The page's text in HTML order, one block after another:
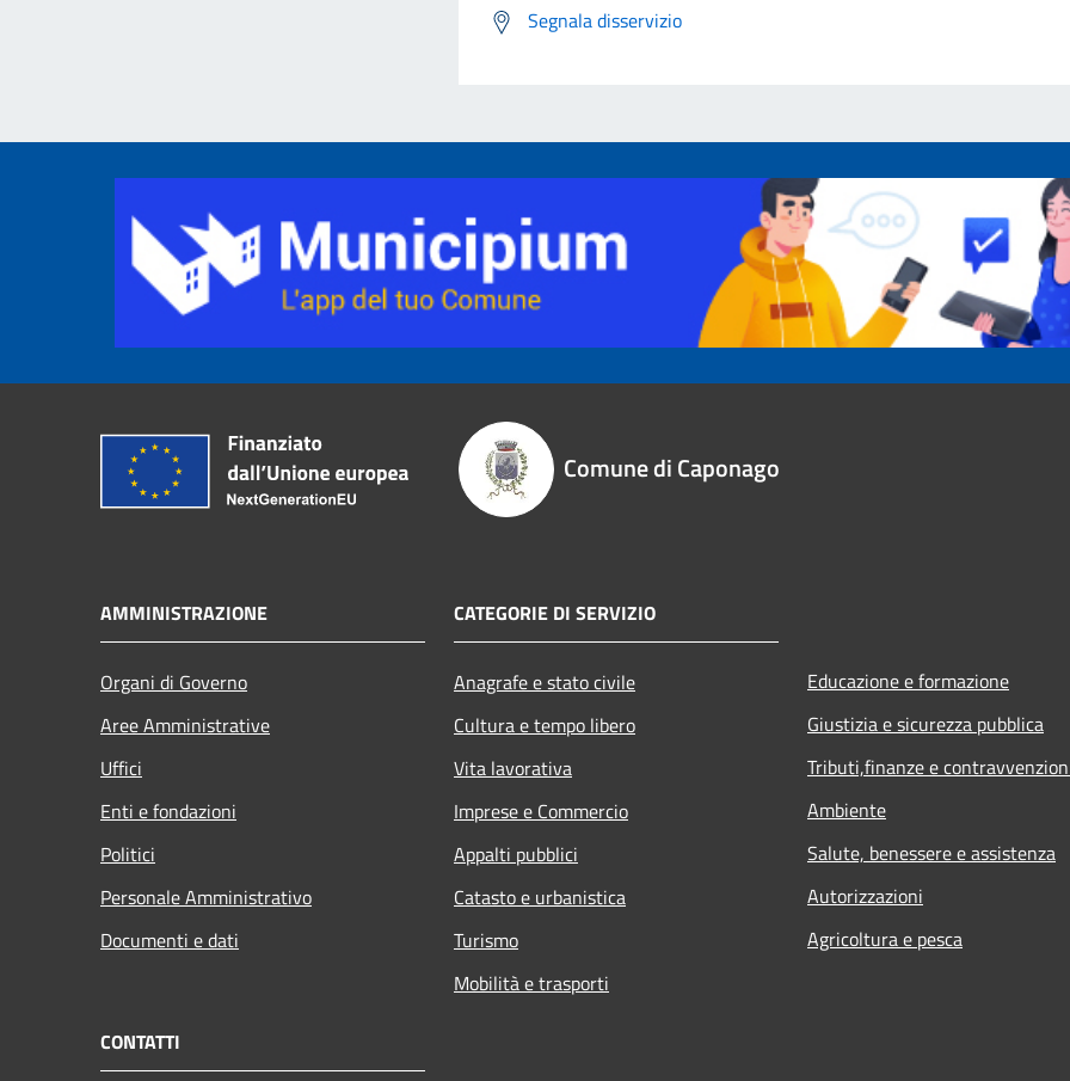
Segnala disservizio
Comune di Caponago
AMMINISTRAZIONE
Organi di Governo
Aree Amministrative
Uffici
Enti e fondazioni
Politici
Personale Amministrativo
Documenti e dati
CATEGORIE DI SERVIZIO
Anagrafe e stato civile
Cultura e tempo libero
Vita lavorativa
Imprese e Commercio
Appalti pubblici
Catasto e urbanistica
Turismo
Mobilità e trasporti
Educazione e formazione
Giustizia e sicurezza pubblica
Tributi,finanze e
Ambiente
Salute, benessere e assistenza
Autorizzazioni
Agricoltura e pesca
CONTATTI